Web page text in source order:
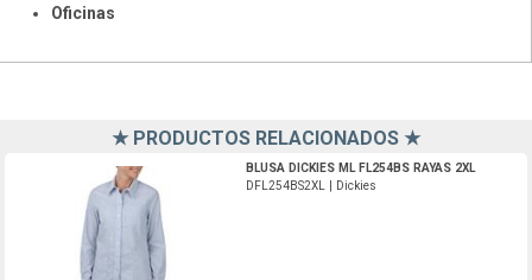
Oficinas
★ PRODUCTOS RELACIONADOS ★
BLUSA DICKIES ML FL254BS RAYAS 2XL
DFL254BS2XL | Dickies